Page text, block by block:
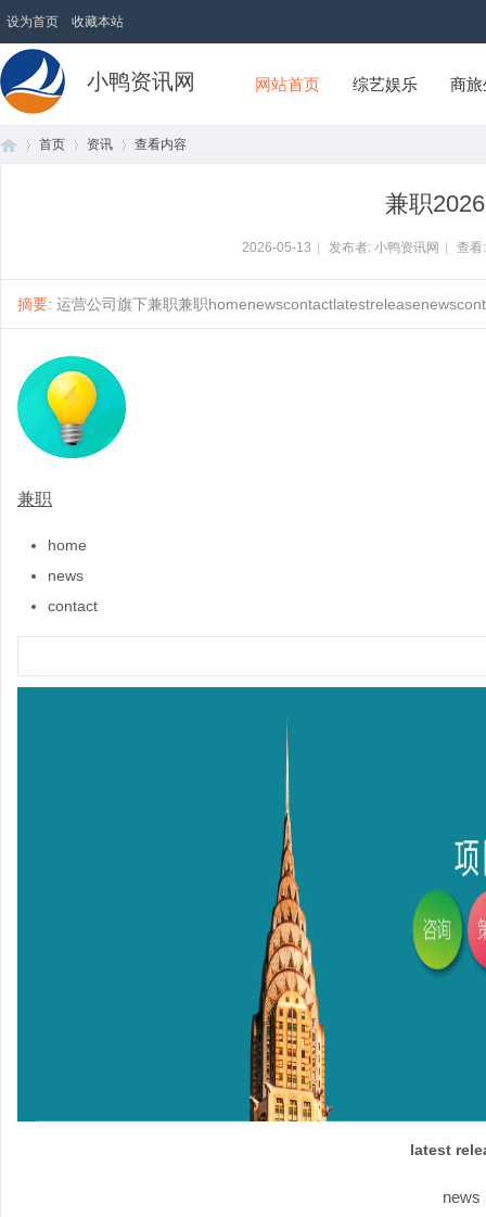
设为首页 收藏本站
小鸭资讯网 网站首页 综艺娱乐 商
首页 资讯 查看内容
兼职
2026-05-13 发布者: 小鸭资讯网 查
摘要: 运营公司旗下兼职兼职
兼职
home
news
contact
latest
news